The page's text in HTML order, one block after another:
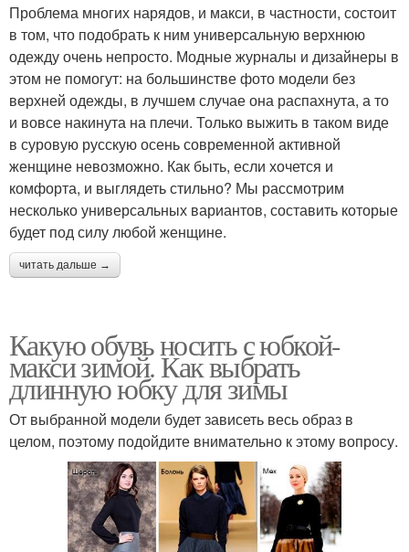
Проблема многих нарядов, и макси, в частности, состоит
в том, что подобрать к ним универсальную верхнюю
одежду очень непросто. Модные журналы и дизайнеры в
этом не помогут: на большинстве фото модели без
верхней одежды, в лучшем случае она распахнута, а то
и вовсе накинута на плечи. Только выжить в таком виде
в суровую русскую осень современной активной
женщине невозможно. Как быть, если хочется и
комфорта, и выглядеть стильно? Мы рассмотрим
несколько универсальных вариантов, составить которые
будет под силу любой женщине.
читать дальше →
Какую обувь носить с юбкой-
макси зимой. Как выбрать
длинную юбку для зимы
От выбранной модели будет зависеть весь образ в
целом, поэтому подойдите внимательно к этому вопросу.